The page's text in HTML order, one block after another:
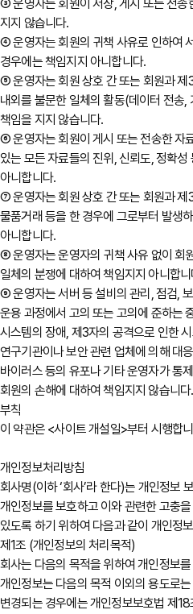
③ 운영자는 회원이 저장, 게시 또는 전송
지지 않습니다.
④ 운영자는 회원의 귀책 사유로 인하여
경우에는 책임지지 아니합니다.
⑤ 운영자는 회원 상호 간 또는 회원과 제
내외를 불문한 일체의 활동(데이터 전송,
책임을 지지 않습니다.
⑥ 운영자는 회원이 게시 또는 전송한 자
있는 모든 자료들의 진위, 신뢰도, 정확
아니합니다.
⑦ 운영자는 회원 상호 간 또는 회원과 제
물품거래 등을 한 경우에 그로부터 발생
아니합니다.
⑧ 운영자는 운영자의 귀책 사유 없이 회
일체의 분쟁에 대하여 책임지지 아니합니
⑨ 운영자는 서버 등 설비의 관리, 점검,
운용 과정에서 고의 또는 고의에 준하는
시스템의 장애, 제3자의 공격으로 인한
연구기관이나 보안 관련 업체에 의해 대
바이러스 등의 유포나 기타 운영자가 통
회원의 손해에 대하여 책임지지 않습니다.
부칙
이 약관은 <사이트 개설일>부터 시행합
개인정보처리방침
회사명(이하 ‘회사’라 한다)는 개인정보
개인정보를 보호하고 이와 관련한 고충
있도록 하기 위하여 다음과 같이 개인정
제1조 (개인정보의 처리목적)
회사는 다음의 목적을 위하여 개인정보
개인정보는 다음의 목적 이외의 용도로
변경되는 경우에는 개인정보보호법 제